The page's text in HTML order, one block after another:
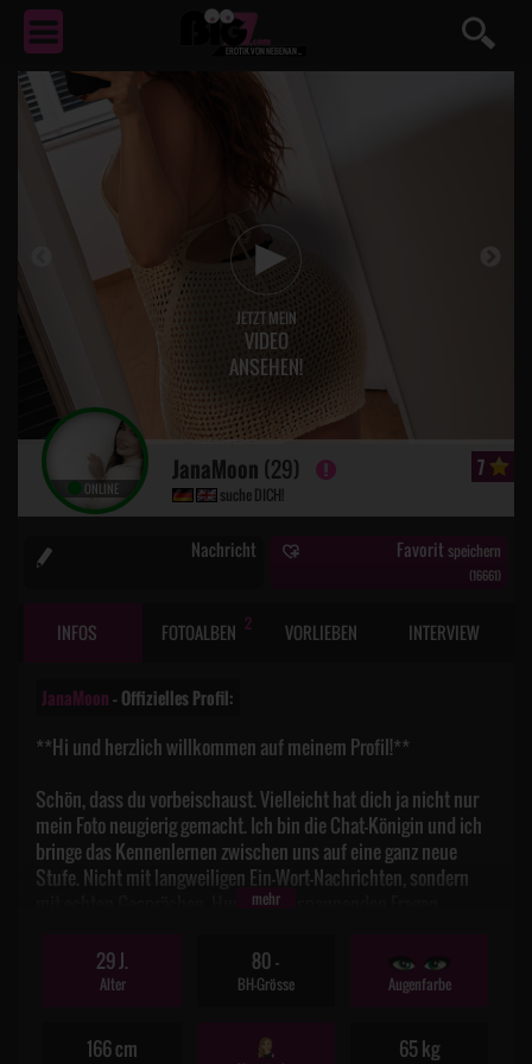
EROTIKVON NEBENAN ...
JETZT MEIN
VIDEO
ANSEHEN!
ONLINE
JanaMoon (29) 7
suche DICH!
Nachricht Favorit speichern
(16661)
INFOS FOTOALBEN 2 VORLIEBEN INTERVIEW
JanaMoon– Offizielles Profil:
**Hi und herzlich willkommen auf meinem Profil!**
Schön, dass du vorbeischaust. Vielleicht hat dich ja nicht nur
mein Foto neugierig gemacht. Ich bin die Chat-Königin und ich
bringe das Kennenlernen zwischen uns auf eine ganz neue
Stufe. Nicht mit langweiligen Ein-Wort-Nachrichten, sondern
mit echten Gesprächen, Humor und spannenden Fragen.
Ein Kennenlernen auf besondere Art – mit mehr als nur drei
Wörtern pro Nachricht, mit Persönlichkeit und ein bisschen
mehr
29 J.
Alter
80 -
BH-Grösse Augenfarbe
166 cm 65 kg